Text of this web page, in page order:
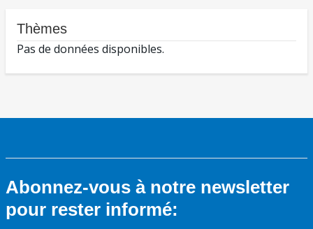
Thèmes
Pas de données disponibles.
Abonnez-vous à notre newsletter
pour rester informé: